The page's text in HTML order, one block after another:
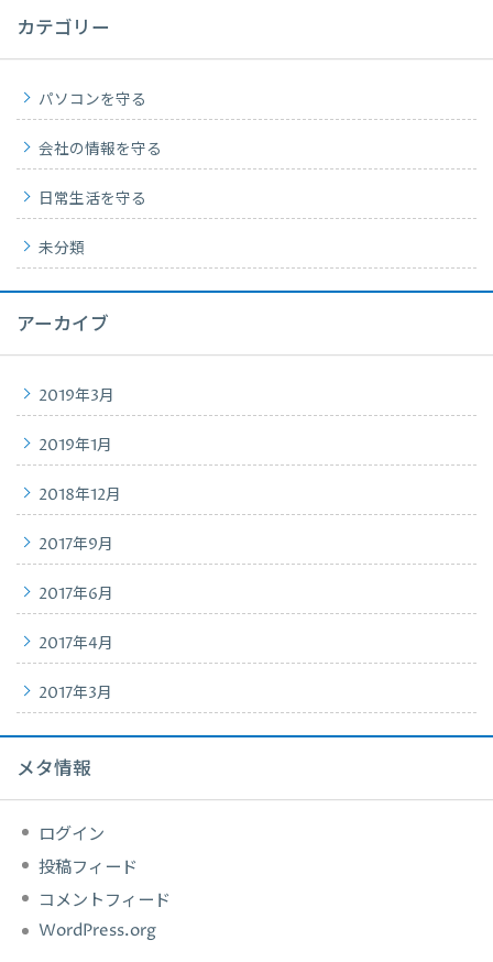
カテゴリー
パソコンを守る
会社の情報を守る
日常生活を守る
未分類
アーカイブ
2019年3月
2019年1月
2018年12月
2017年9月
2017年6月
2017年4月
2017年3月
メタ情報
ログイン
投稿フィード
コメントフィード
WordPress.org